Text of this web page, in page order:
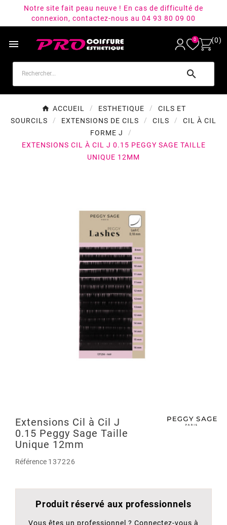
Notre site fait peau neuve ! En cas de difficulté de
connexion, contactez-nous au 04 93 80 09 00
 0 (0)

ACCUEIL ESTHETIQUE
CILS ET
SOURCILS
EXTENSIONS DE CILS CILS
CIL À CIL
FORME J
EXTENSIONS CIL À CIL J 0.15 PEGGY SAGE TAILLE
UNIQUE 12MM
Extensions Cil à Cil J
0.15 Peggy Sage Taille
Unique 12mm
Référence 137226
Produit réservé aux professionnels
Vous êtes un professionnel ? Connectez-vous à